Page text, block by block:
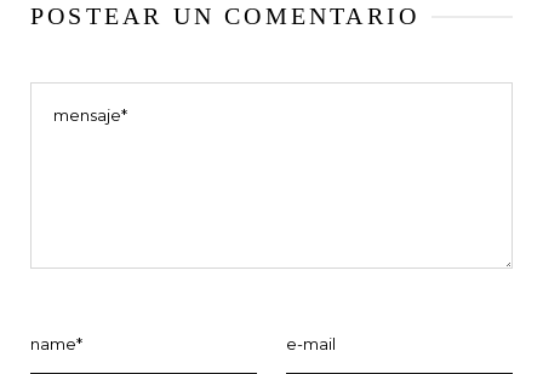
POSTEAR UN COMENTARIO